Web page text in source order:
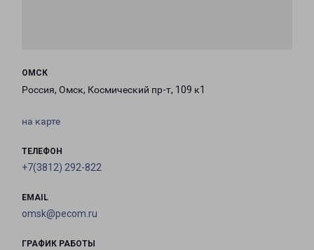
ОМСК
Россия, Омск, Космический пр-т, 109 к1
на карте
ТЕЛЕФОН
+7(3812) 292-822
EMAIL
omsk@pecom.ru
ГРАФИК РАБОТЫ